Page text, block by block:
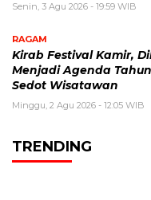
Senin, 3 Agu 2026 - 19:59 WIB
RAGAM
Kirab Festival Kamir,
Menjadi Agenda
Sedot Wisatawan
Minggu, 2 Agu 2026 - 12:05 WIB
TRENDING